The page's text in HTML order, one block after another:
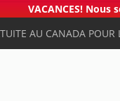
VACANCES!
AU CANADA